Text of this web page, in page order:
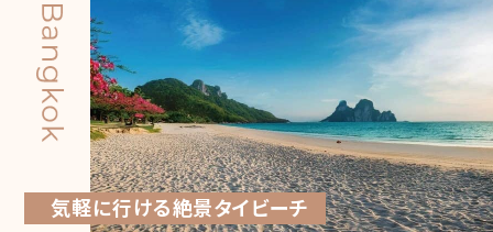
気軽に行ける絶景タイビーチ